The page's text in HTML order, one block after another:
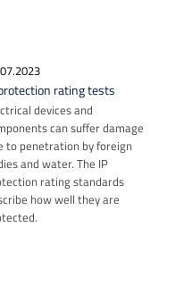
rating tests
devices and
can suffer damage
to penetration by foreign
and water. The IP
rating standards
how well they are